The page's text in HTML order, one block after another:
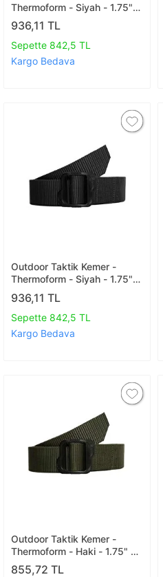
Thermoform - Siyah - 1.75"
44 Mm 120 Cm
936,11 TL
Sepette 842,5 TL
Kargo Bedava
Outdoor Taktik Kemer -
Thermoform - Siyah - 1.75"
44 Mm 150 Cm
936,11 TL
Sepette 842,5 TL
Kargo Bedava
Outdoor Taktik Kemer -
Thermoform - Haki - 1.75" 44
Mm 120 Cm
855,72 TL